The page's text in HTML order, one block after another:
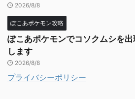
2026/8/8
ぽこあポケモン攻略
ぽこあポケモンでコソクムシを
します
2026/8/8
プライバシーポリシー